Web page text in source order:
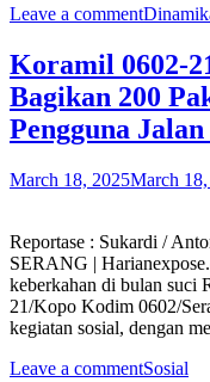
Leave a comment
Koramil 0602-
Bagikan 200
Pengguna Jalan
March 18, 2025March
Reportase : Sukardi /
SERANG |
keberkahan di bulan suci
21/Kopo Kodim 0602/
kegiatan sosial, dengan
Leave a commentSosial